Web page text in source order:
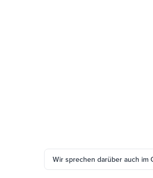
Wir sprechen darüber auch im